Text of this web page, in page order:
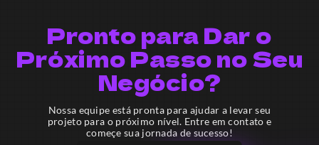
Pronto para Dar o
Próximo Passo no Seu
Negócio?
Nossa equipe está pronta para ajudar a levar seu
projeto para o próximo nível. Entre em contato e
começe sua jornada de sucesso!